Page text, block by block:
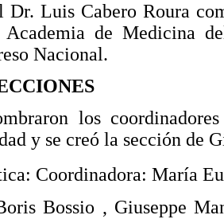
Dr. Luis Cabero Roura
de Medicina
Nacional.
los
y se creó la sección de
Coordinadora: María
Bossio , Giuseppe